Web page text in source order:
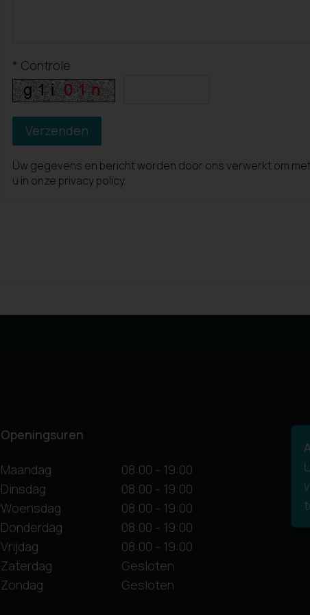
* Controle
Uw gegevens en bericht worden door ons verwerkt om
u in onze privacy policy.
Openingsuren
Maandag
08:00 - 19:00
Dinsdag
08:00 - 19:00
Woensdag
08:00 - 19:00
Donderdag
08:00 - 19:00
Vrijdag
08:00 - 19:00
Zaterdag
Gesloten
Zondag
Gesloten